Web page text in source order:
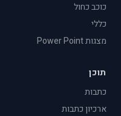
כוכב כחול
כללי
מצגות Power Point
תוכן
כתבות
ארכיון כתבות